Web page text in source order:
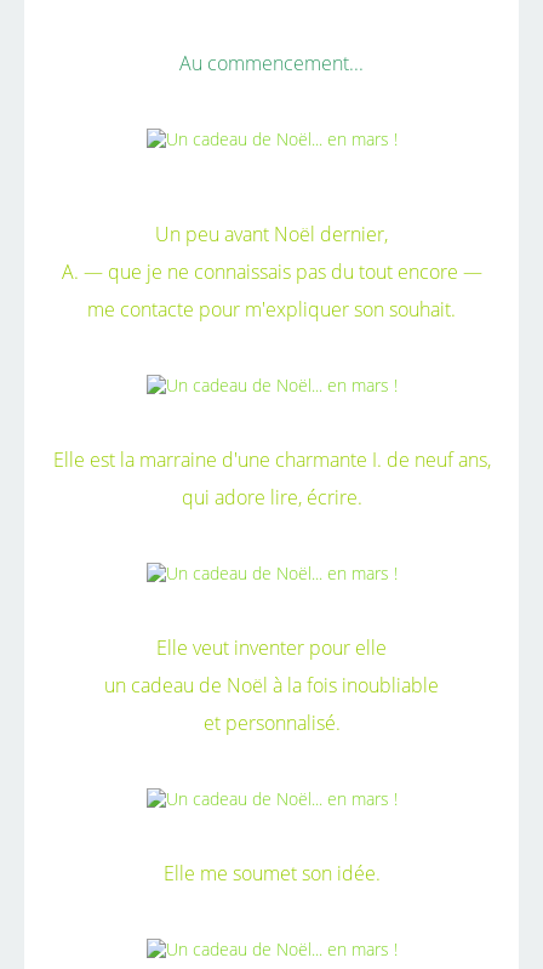
Au commencement...
Un peu avant Noël dernier,
A. — que je ne connaissais pas du tout encore —
me contacte pour m'expliquer son souhait.
Elle est la marraine d'une charmante I. de neuf ans,
qui adore lire, écrire.
Elle veut inventer pour elle
un cadeau de Noël à la fois inoubliable
et personnalisé.
Elle me soumet son idée.